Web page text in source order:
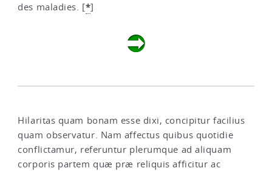
des maladies. [*]
Hilaritas quam bonam esse dixi, concipitur facilius
quam observatur. Nam affectus quibus quotidie
conflictamur, referuntur plerumque ad aliquam
corporis partem quæ præ reliquis afficitur ac